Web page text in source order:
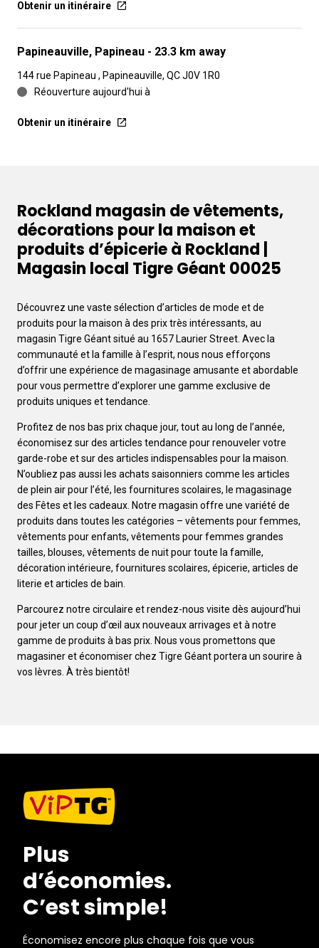
Obtenir un itinéraire
Papineauville, Papineau - 23.3 km away
144 rue Papineau , Papineauville, QC J0V 1R0
Réouverture aujourd'hui à
Obtenir un itinéraire
Rockland magasin de vêtements,
décorations pour la maison et
produits d’épicerie à Rockland |
Magasin local Tigre Géant 00025
Découvrez une vaste sélection d’articles de mode et de
produits pour la maison à des prix très intéressants, au
magasin Tigre Géant situé au 1657 Laurier Street. Avec la
communauté et la famille à l’esprit, nous nous efforçons
d’offrir une expérience de magasinage amusante et abordable
pour vous permettre d’explorer une gamme exclusive de
produits uniques et tendance.
Profitez de nos bas prix chaque jour, tout au long de l’année,
économisez sur des articles tendance pour renouveler votre
garde-robe et sur des articles indispensables pour la maison.
N’oubliez pas aussi les achats saisonniers comme les articles
de plein air pour l’été, les fournitures scolaires, le magasinage
des Fêtes et les cadeaux. Notre magasin offre une variété de
produits dans toutes les catégories – vêtements pour femmes,
vêtements pour enfants, vêtements pour femmes grandes
tailles, blouses, vêtements de nuit pour toute la famille,
décoration intérieure, fournitures scolaires, épicerie, articles de
literie et articles de bain.
Parcourez notre circulaire et rendez-nous visite dès aujourd’hui
pour jeter un coup d’œil aux nouveaux arrivages et à notre
gamme de produits à bas prix. Nous vous promettons que
magasiner et économiser chez Tigre Géant portera un sourire à
vos lèvres. À très bientôt!
Plus
d’économies.
C’est simple!
Économisez encore plus chaque fois que vous